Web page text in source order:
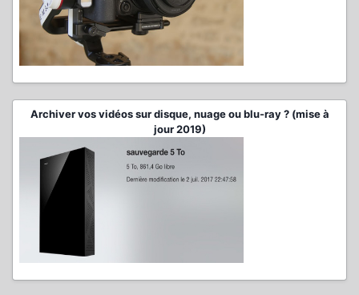
Archiver vos vidéos sur disque, nuage ou blu-ray ? (mise à
jour 2019)